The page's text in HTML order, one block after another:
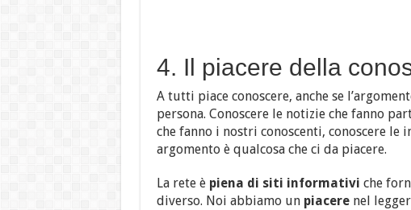
4. Il piacere della
A tutti piace conoscere, anche se
persona. Conoscere le notizie che fanno
che fanno i nostri conoscenti, conoscere
argomento è qualcosa che ci da piacere.
La rete è piena di siti informativi che
diverso. Noi abbiamo un piacere nel